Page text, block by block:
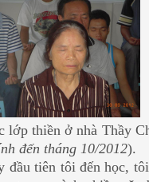
thiền ở nhà Thầy
đến tháng 10/2012).
đầu tiên tôi đến học,